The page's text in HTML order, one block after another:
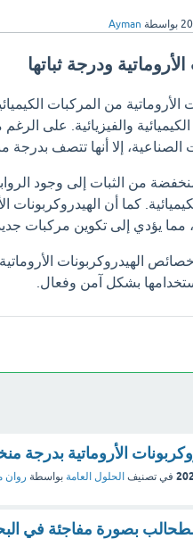
بواسطة Ayman
ودرجة ثباتها
الأروماتية من المركبات
والفيزيائية. على
الصناعية، إلا أنها تتصف بدرجة
من الثبات إلى وجود
كما أن الهيدروكربونات
مما يؤدي إلى تكوين مركبات
الهيدروكربونات
بشكل آمن وفعال.
الأروماتية بدرجة
في تصنيف الحلول العامة بواسطة
بصورة مفاجئة في